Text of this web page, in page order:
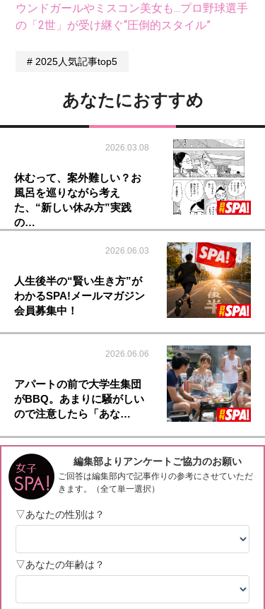
ウンドガールやミスコン美女も...プロ野球選手
の「2世」が受け継ぐ“圧倒的スタイル”
2025人気記事top5
あなたにおすすめ
2026.03.08
休むって、案外難しい？お
風呂を巡りながら考え
た、“新しい休み方”実践
の…
2026.06.03
人生後半の“賢い生き方”が
わかるSPA!メールマガジン
会員募集中！
2026.06.06
アパートの前で大学生集団
がBBQ。あまりに騒がしい
ので注意したら「あな…